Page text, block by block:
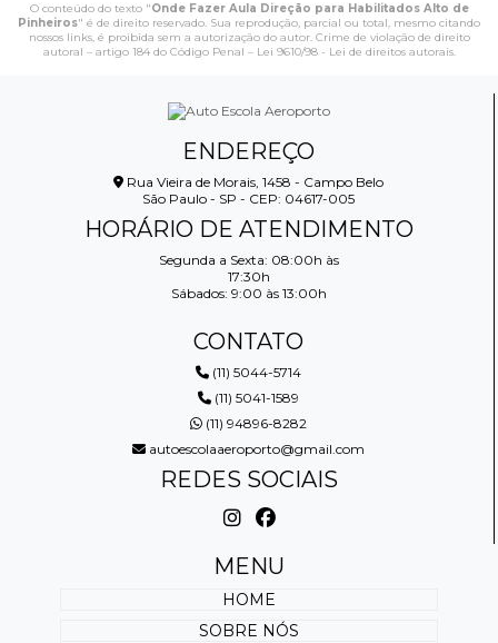
O conteúdo do texto "Onde Fazer Aula Direção para Habilitados Alto de
Pinheiros" é de direito reservado. Sua reprodução, parcial ou total, mesmo citando
nossos links, é proibida sem a autorização do autor. Crime de violação de direito
autoral – artigo 184 do Código Penal – Lei 9610/98 - Lei de direitos autorais.
ENDEREÇO
Rua Vieira de Morais, 1458 - Campo Belo
São Paulo - SP - CEP: 04617-005
HORÁRIO DE ATENDIMENTO
Segunda a Sexta: 08:00h às
17:30h
Sábados: 9:00 às 13:00h
CONTATO
(11) 5044-5714
(11) 5041-1589
(11) 94896-8282
autoescolaaeroporto@gmail.com
REDES SOCIAIS
MENU
HOME
SOBRE NÓS